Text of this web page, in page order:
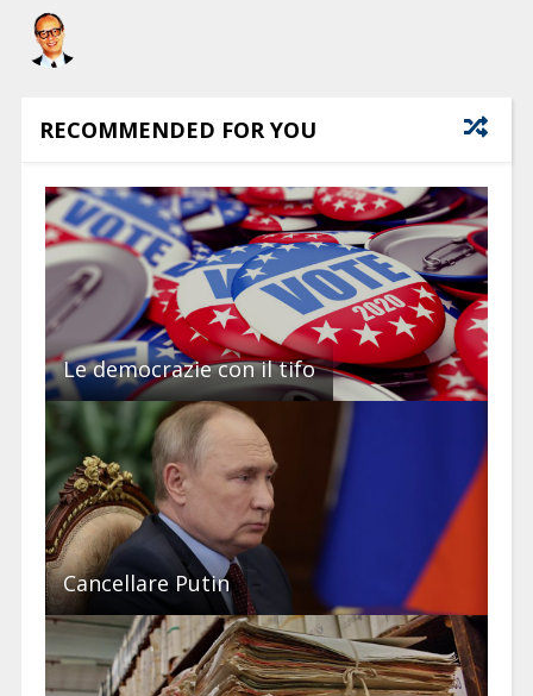
RECOMMENDED FOR YOU
Le democrazie con il tifo
Cancellare Putin